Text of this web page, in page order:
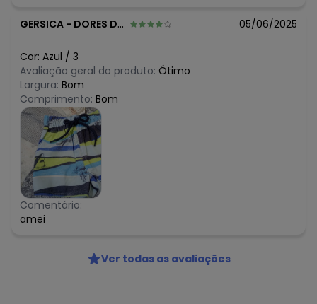
GERSICA - DORES DO RIO PRETO - ES 05/06/2025
Cor: Azul / 3
Avaliação geral do produto: Ótimo
Largura: Bom
Comprimento: Bom
Comentário:
amei
Ver todas as avaliações